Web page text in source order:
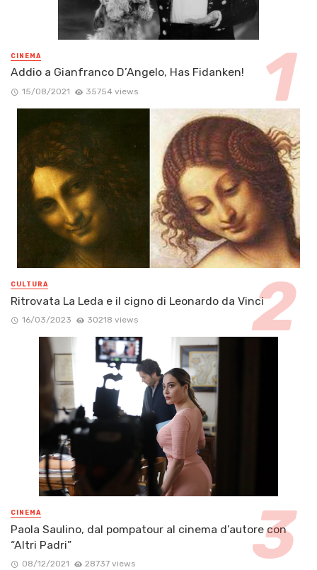
CINEMA
Addio a Gianfranco D’Angelo, Has Fidanken!
15/08/2021 35754 views
CULTURA
Ritrovata La Leda e il cigno di Leonardo da Vinci
16/03/2023 30218 views
CINEMA
Paola Saulino, dal pompatour al cinema d’autore con
“Altri Padri”
08/12/2021 28737 views